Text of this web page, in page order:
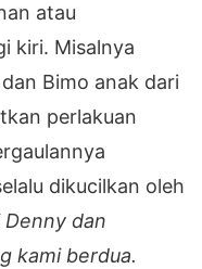
atau
kiri. Misalnya
Bimo anak dari
perlakuan
dikucilkan oleh
Denny dan
kami berdua.